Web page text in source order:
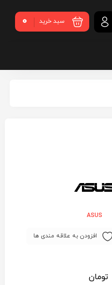
سبد خرید 0
ASUS
افزودن به علاقه مندی ها
تومان